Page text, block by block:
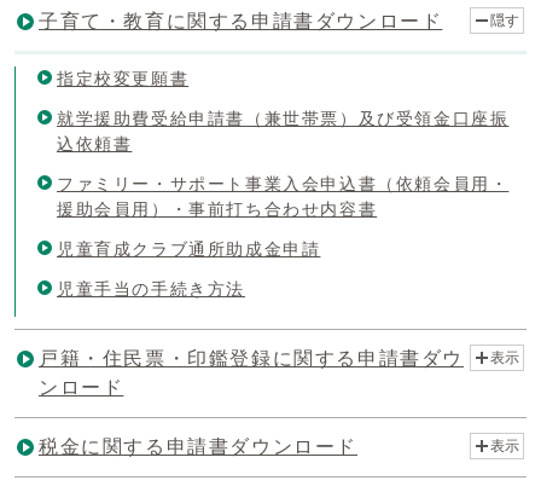
子育て・教育に関する申請書ダウンロード 隠す
指定校変更願書
就学援助費受給申請書（兼世帯票）及び受領金口座振
込依頼書
ファミリー・サポート事業入会申込書（依頼会員用・
援助会員用）・事前打ち合わせ内容書
児童育成クラブ通所助成金申請
児童手当の手続き方法
戸籍・住民票・印鑑登録に関する申請書ダウ
ンロード
表示
税金に関する申請書ダウンロード 表示